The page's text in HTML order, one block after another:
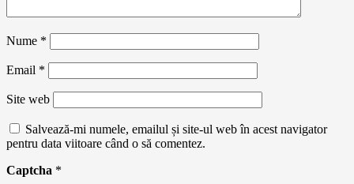
Nume *
Email *
Site web
Salvează-mi numele, emailul și site-ul web în acest navigator
pentru data viitoare când o să comentez.
Captcha *